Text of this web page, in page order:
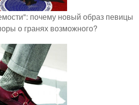
почему новый образ певицы
о гранях возможного?